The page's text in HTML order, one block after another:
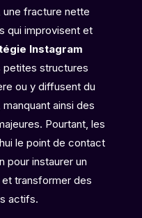
une fracture nette
qui improvisent et
Instagram
petites structures
ou y diffusent du
ainsi des
Pourtant, les
le point de contact
pour instaurer un
transformer des
actifs.